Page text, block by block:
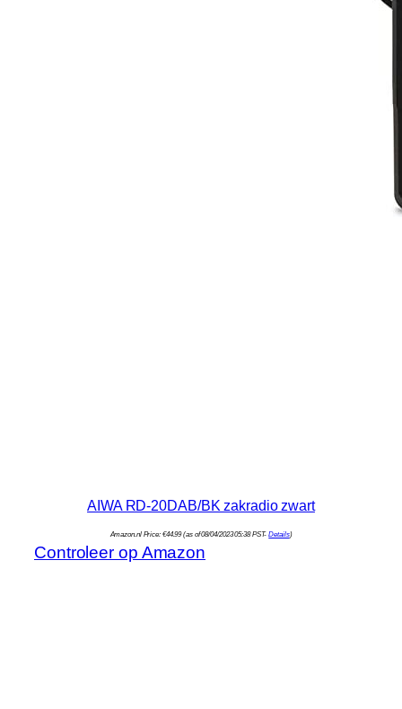
AIWA RD-20DAB/BK zakradio zwart
Amazon.nl Price: €44.99(as of 08/04/2023 05:38 PST-Details)
Controleer op Amazon